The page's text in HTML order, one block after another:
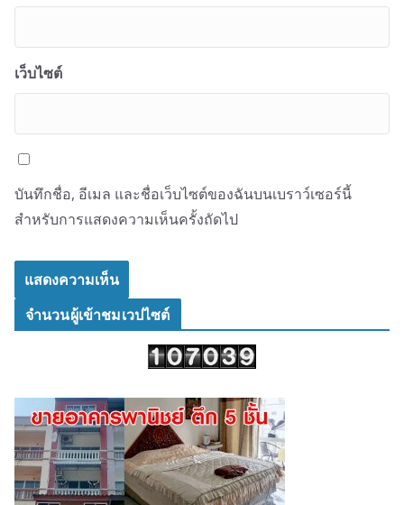
เว็บไซต์
บันทึกชื่อ, อีเมล และชื่อเว็บไซต์ของฉันบนเบราว์เซอร์นี้
สำหรับการแสดงความเห็นครั้งถัดไป
จำนวนผู้เข้าชมเวปไซต์